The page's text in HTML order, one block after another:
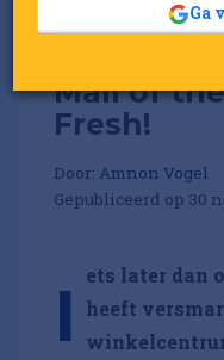
Mall of
Fresh!
Door: Amnon Vogel
Gepubliceerd op 30
I
ets later dan
heeft
Ga